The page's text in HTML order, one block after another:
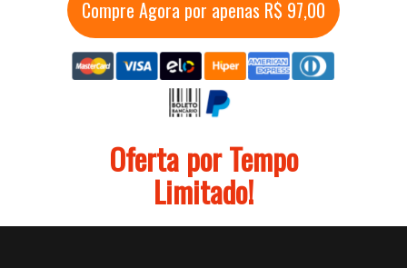
Compre Agora por apenas R$ 97,00
Oferta por Tempo
Limitado!